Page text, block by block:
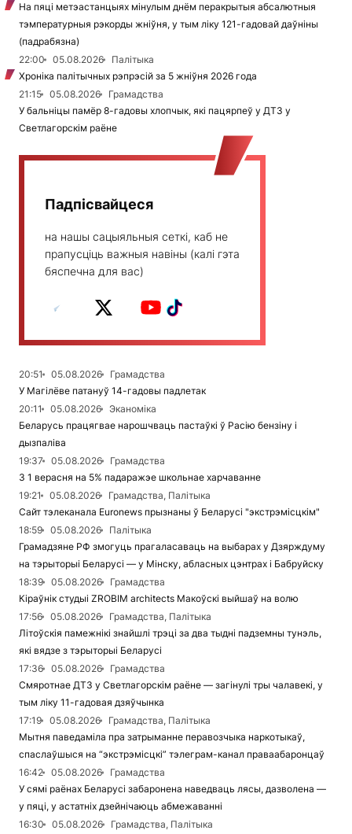
На пяці метэастанцыях мінулым днём перакрытыя абсалютныя
тэмпературныя рэкорды жніўня, у тым ліку 121-гадовай даўніны
(падрабязна)
22:00
05.08.2026
Палітыка
Хроніка палітычных рэпрэсій за 5 жніўня 2026 года
21:15
05.08.2026
Грамадства
У бальніцы памёр 8-гадовы хлопчык, які пацярпеў у ДТЗ у
Светлагорскім раёне
Падпісвайцеся
на нашы сацыяльныя сеткі, каб не
прапусціць важныя навіны (калі гэта
бяспечна для вас)
20:51 05.08.2026
Грамадства
У Магілёве патануў 14-гадовы падлетак
20:11
05.08.2026
Эканоміка
Беларусь працягвае нарошчваць пастаўкі ў Расію бензіну і
дызпаліва
19:37
05.08.2026
Грамадства
З 1 верасня на 5% падаражэе школьнае харчаванне
19:21
05.08.2026
Грамадства, Палітыка
Сайт тэлеканала Euronews прызнаны ў Беларусі "экстрэмісцкім"
18:59
05.08.2026
Палітыка
Грамадзяне РФ змогуць прагаласаваць на выбарах у Дзярждуму
на тэрыторыі Беларусі — у Мінску, абласных цэнтрах і Бабруйску
18:39
05.08.2026
Грамадства
Кіраўнік студыі ZROBIM architects Макоўскі выйшаў на волю
17:56
05.08.2026
Грамадства, Палітыка
Літоўскія памежнікі знайшлі трэці за два тыдні падземны тунэль,
які вядзе з тэрыторыі Беларусі
17:36
05.08.2026
Грамадства
Смяротнае ДТЗ у Светлагорскім раёне — загінулі тры чалавекі, у
тым ліку 11-гадовая дзяўчынка
17:19
05.08.2026
Грамадства, Палітыка
Мытня паведаміла пра затрыманне перавозчыка наркотыкаў,
спаслаўшыся на “экстрэмісцкі” тэлеграм-канал праваабаронцаў
16:42
05.08.2026
Грамадства
У сямі раёнах Беларусі забаронена наведваць лясы, дазволена —
у пяці, у астатніх дзейнічаюць абмежаванні
16:30
05.08.2026
Грамадства, Палітыка